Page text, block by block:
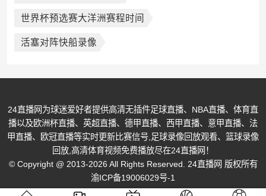
世界杯预选赛大洋洲赛程时间
活塞对阵快船录像
24直播网为球迷爱好者提供高清无插件足球直播、NBA直播、体育直
播以及欧洲杯直播、英超直播、德甲直播、西甲直播、意甲直播、法
甲直播、欧冠直播等实时更新比赛信号,足球录像回放观看、篮球录像
回放,高清体育视频免费播放尽在24直播网！
© Copyright @ 2013-2026 All Rights Reserved. 24直播网 版权所有
渝ICP备19006029号-1